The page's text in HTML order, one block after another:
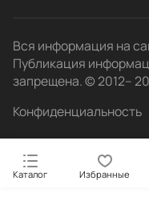
Вся информация на
Публикация
запрещена. © 2012–
Конфиденциальность
Каталог Избранные